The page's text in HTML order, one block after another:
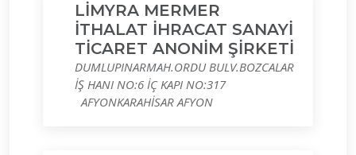
LİMYRA MERMER
İTHALAT İHRACAT SANAYİ
TİCARET ANONİM ŞİRKETİ
DUMLUPINARMAH.ORDU BULV.BOZCALAR
İŞ HANI NO:6 İÇ KAPI NO:317
AFYONKARAHİSAR AFYON